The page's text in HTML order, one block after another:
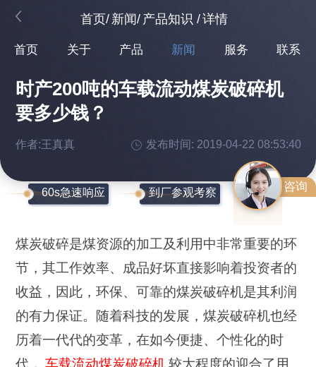
首页/ 新闻/ 产品知识 /详情
首页 关于 产品 新闻 服务 联系
时产200吨的车载流动煤炭破碎机
要多少钱？
作者:王真真 发布时间: 2019-04-22 08:53:40
咨询
60s急速响应 到厂参观考察
煤炭破碎是煤资源的加工及利用中非常重要的环
节，其工作效率、成品好坏直接影响着投资者的
收益，因此，环保、可靠的煤炭破碎机是其利润
的有力保证。随着科技的发展，煤炭破碎机也经
历着一代代的变革，在如今便捷、个性化的时
代， 车载流动煤炭破碎机 较大程度的迎合了用